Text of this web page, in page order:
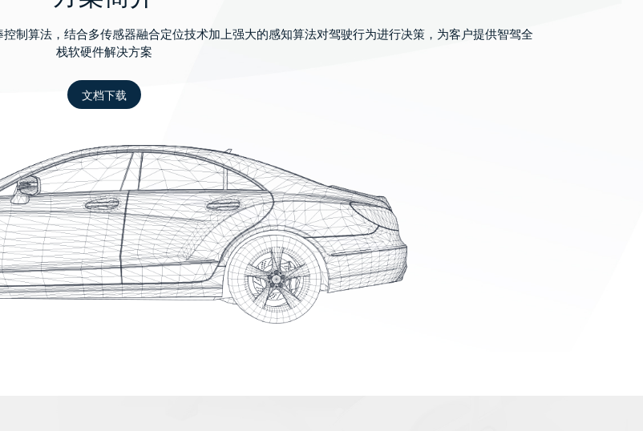
制算法，结合多传感器融合定位技术加上强大的感知算法对驾驶行为进行决策，为客户提供智驾全
栈软硬件解决方案
文档下载